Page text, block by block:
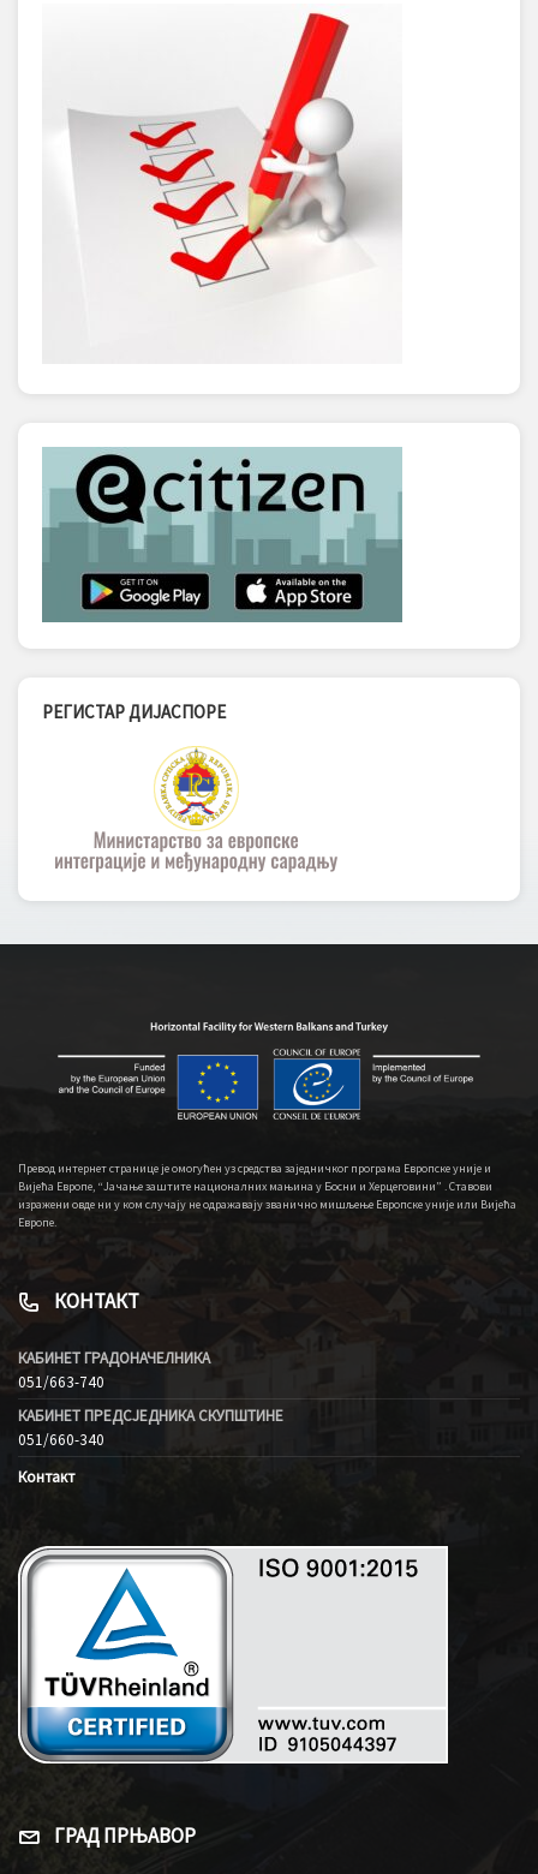
РЕГИСТАР ДИЈАСПОРЕ
Превод интернет странице је омогућен уз средства заједничког програма Европске уније и
Вијећа Европе, “Јачање заштите националних мањина у Босни и Херцеговини” . Ставови
изражени овде ни у ком случају не одражавају званично мишљење Европске уније или Вијећа
Европе.
КОНТАКТ
КАБИНЕТ ГРАДОНАЧЕЛНИКА
051/663-740
КАБИНЕТ ПРЕДСЈЕДНИКА СКУПШТИНЕ
051/660-340
Контакт
ГРАД ПРЊАВОР